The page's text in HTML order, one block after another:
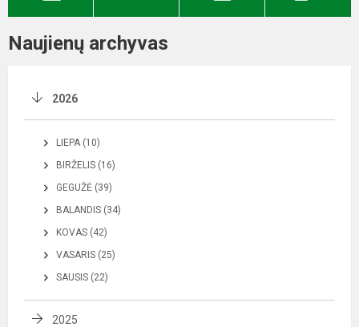
Naujienų archyvas
2026
LIEPA (10)
BIRŽELIS (16)
GEGUŽĖ (39)
BALANDIS (34)
KOVAS (42)
VASARIS (25)
SAUSIS (22)
2025